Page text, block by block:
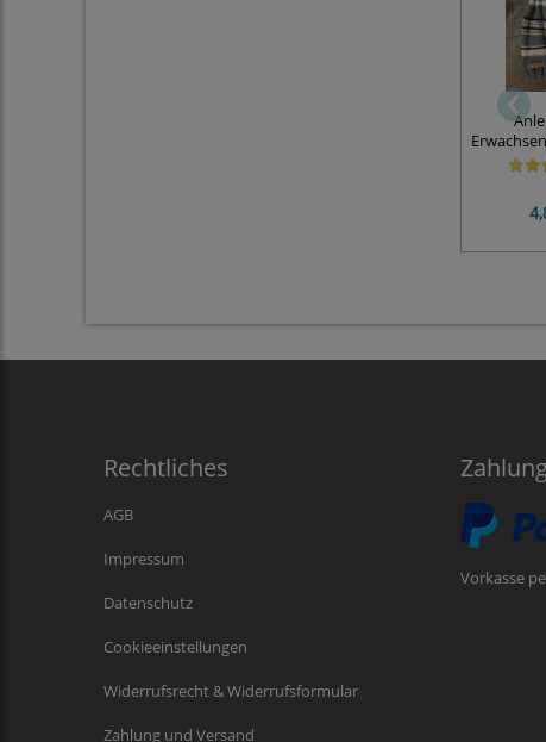
Rechtliches
AGB
Impressum
Datenschutz
Cookieeinstellungen
Widerrufsrecht & Widerrufsformular
Zahlung und Versand
Vorkasse